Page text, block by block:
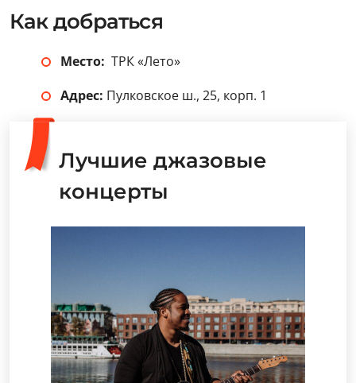
Как добраться
Место: ТРК «Лето»
Адрес: Пулковское ш., 25, корп. 1
Лучшие джазовые
концерты